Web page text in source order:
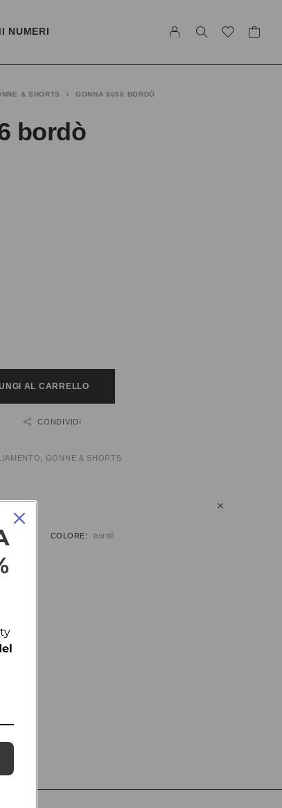
NUMERI
& SHORTS GONNA 9656 BORDÒ
bordò
AL CARRELLO
CONDIVIDI
GONNE & SHORTS
COLORE bordò